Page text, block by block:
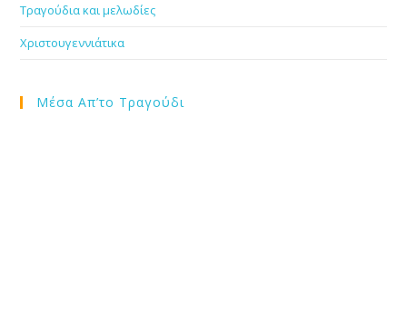
Τραγούδια και μελωδίες
Χριστουγεννιάτικα
Μέσα Απ’το Τραγούδι